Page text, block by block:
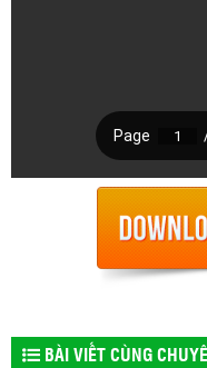
BÀI VIẾT CÙNG